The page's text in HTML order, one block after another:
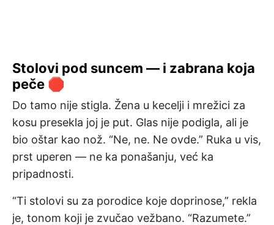
Stolovi pod suncem — i zabrana koja
peče 🛑
Do tamo nije stigla. Žena u kecelji i mrežici za
kosu presekla joj je put. Glas nije podigla, ali je
bio oštar kao nož. “Ne, ne. Ne ovde.” Ruka u vis,
prst uperen — ne ka ponašanju, već ka
pripadnosti.
“Ti stolovi su za porodice koje doprinose,” rekla
je, tonom koji je zvučao vežbano. “Razumete.”